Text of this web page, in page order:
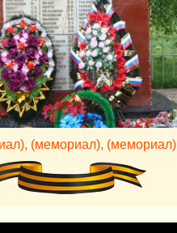
(мемориал), (мемориал)